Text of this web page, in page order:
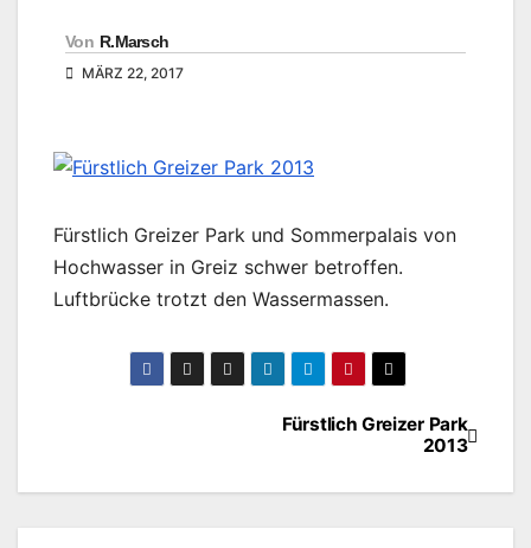
Von R.Marsch
MÄRZ 22, 2017
Fürstlich Greizer Park und Sommerpalais von
Hochwasser in Greiz schwer betroffen.
Luftbrücke trotzt den Wassermassen.
BeitragsnavigationFürstlich Greizer Park
2013